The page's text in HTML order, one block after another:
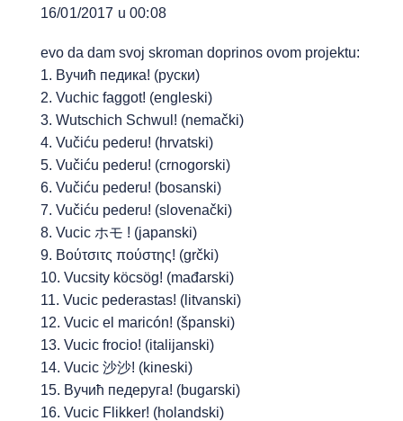
16/01/2017 u 00:08
evo da dam svoj skroman doprinos ovom projektu:
1. Вучић педика! (руски)
2. Vuchic faggot! (engleski)
3. Wutschich Schwul! (nemački)
4. Vučiću pederu! (hrvatski)
5. Vučiću pederu! (crnogorski)
6. Vučiću pederu! (bosanski)
7. Vučiću pederu! (slovenački)
8. Vucic ホモ ! (japanski)
9. Βούτσιτς πούστης! (grčki)
10. Vucsity köcsög! (mađarski)
11. Vucic pederastas! (litvanski)
12. Vucic el maricón! (španski)
13. Vucic frocio! (italijanski)
14. Vucic 沙沙! (kineski)
15. Вучић педеруга! (bugarski)
16. Vucic Flikker! (holandski)